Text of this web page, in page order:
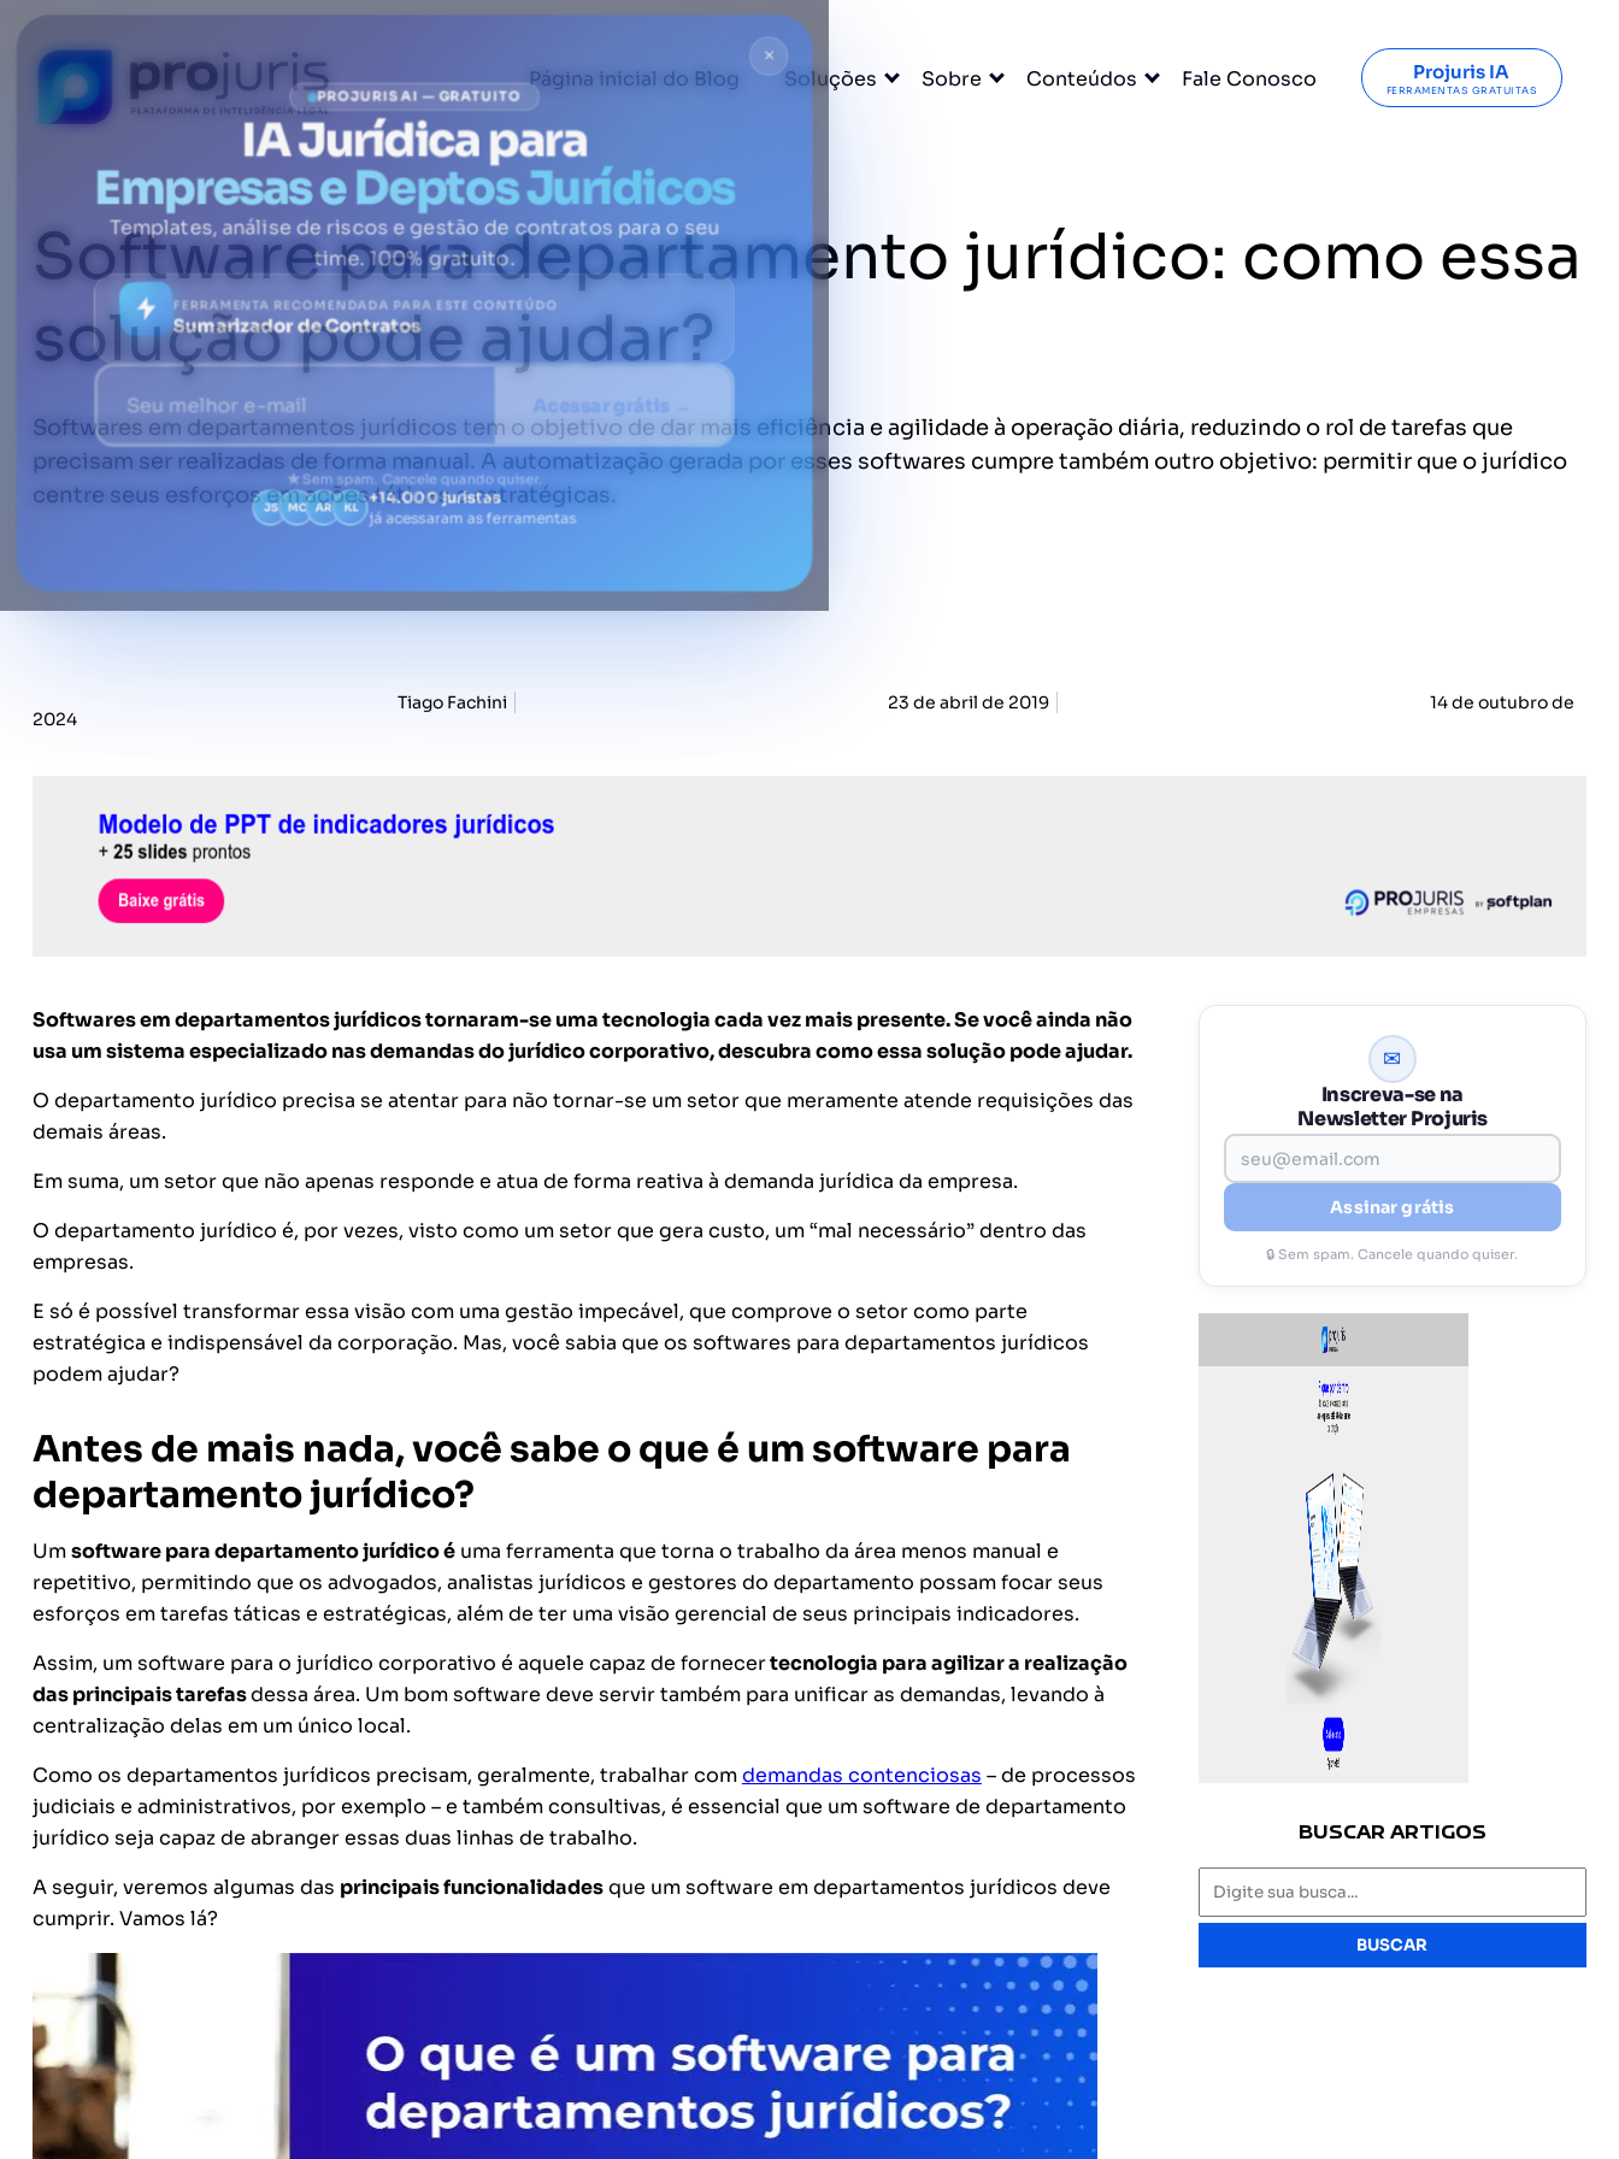
Página inicial do Blog Soluções Sobre Conteúdos Fale Conosco Projuris IA
FERRAMENTAS GRATUITAS
Software para departamento jurídico: como essa
solução pode ajudar?
Softwares em departamentos jurídicos tem o objetivo de dar mais eficiência e agilidade à operação diária, reduzindo o rol de tarefas que
precisam ser realizadas de forma manual. A automatização gerada por esses softwares cumpre também outro objetivo: permitir que o jurídico
centre seus esforços em ações táticas e estratégicas.
Tiago Fachini 23 de abril de 2019 14 de outubro de
2024
Softwares em departamentos jurídicos tornaram-se uma tecnologia cada vez mais presente. Se você ainda não
usa um sistema especializado nas demandas do jurídico corporativo, descubra como essa solução pode ajudar.
O departamento jurídico precisa se atentar para não tornar-se um setor que meramente atende requisições das
demais áreas.
Em suma, um setor que não apenas responde e atua de forma reativa à demanda jurídica da empresa.
O departamento jurídico é, por vezes, visto como um setor que gera custo, um “mal necessário” dentro das
empresas.
E só é possível transformar essa visão com uma gestão impecável, que comprove o setor como parte
estratégica e indispensável da corporação. Mas, você sabia que os softwares para departamentos jurídicos
podem ajudar?
Antes de mais nada, você sabe o que é um software para
departamento jurídico?
Umsoftware para departamento jurídico éuma ferramenta que torna o trabalho da área menos manual e
repetitivo, permitindo que os advogados, analistas jurídicos e gestores do departamento possam focar seus
esforços em tarefas táticas e estratégicas, além de ter uma visão gerencial de seus principais indicadores.
Assim, um software para o jurídico corporativo é aquele capaz de fornecertecnologia para agilizar a realização
das principais tarefasdessa área. Um bom software deve servir também para unificar as demandas, levando à
centralização delas em um único local.
Como os departamentos jurídicos precisam, geralmente, trabalhar comdemandas contenciosas – de processos
judiciais e administrativos, por exemplo – e também consultivas, é essencial que um software de departamento
jurídico seja capaz de abranger essas duas linhas de trabalho.
A seguir, veremos algumas das principais funcionalidadesque um software em departamentos jurídicos deve
cumprir. Vamos lá?
✉
Inscreva-se na
Newsletter Projuris
Assinar grátis
🔒 Sem spam. Cancele quando quiser.
BUSCAR ARTIGOS
BUSCAR
×
PROJURIS AI — GRATUITO
IA Jurídica para
Empresas e Deptos Jurídicos
Templates, análise de riscos e gestão de contratos para o seu
time. 100% gratuito.
FERRAMENTA RECOMENDADA PARA ESTE CONTEÚDO
Sumarizador de Contratos
Acessar grátis →
Sem spam. Cancele quando quiser.
JS MC AR KL +14.000 juristas
já acessaram as ferramentas